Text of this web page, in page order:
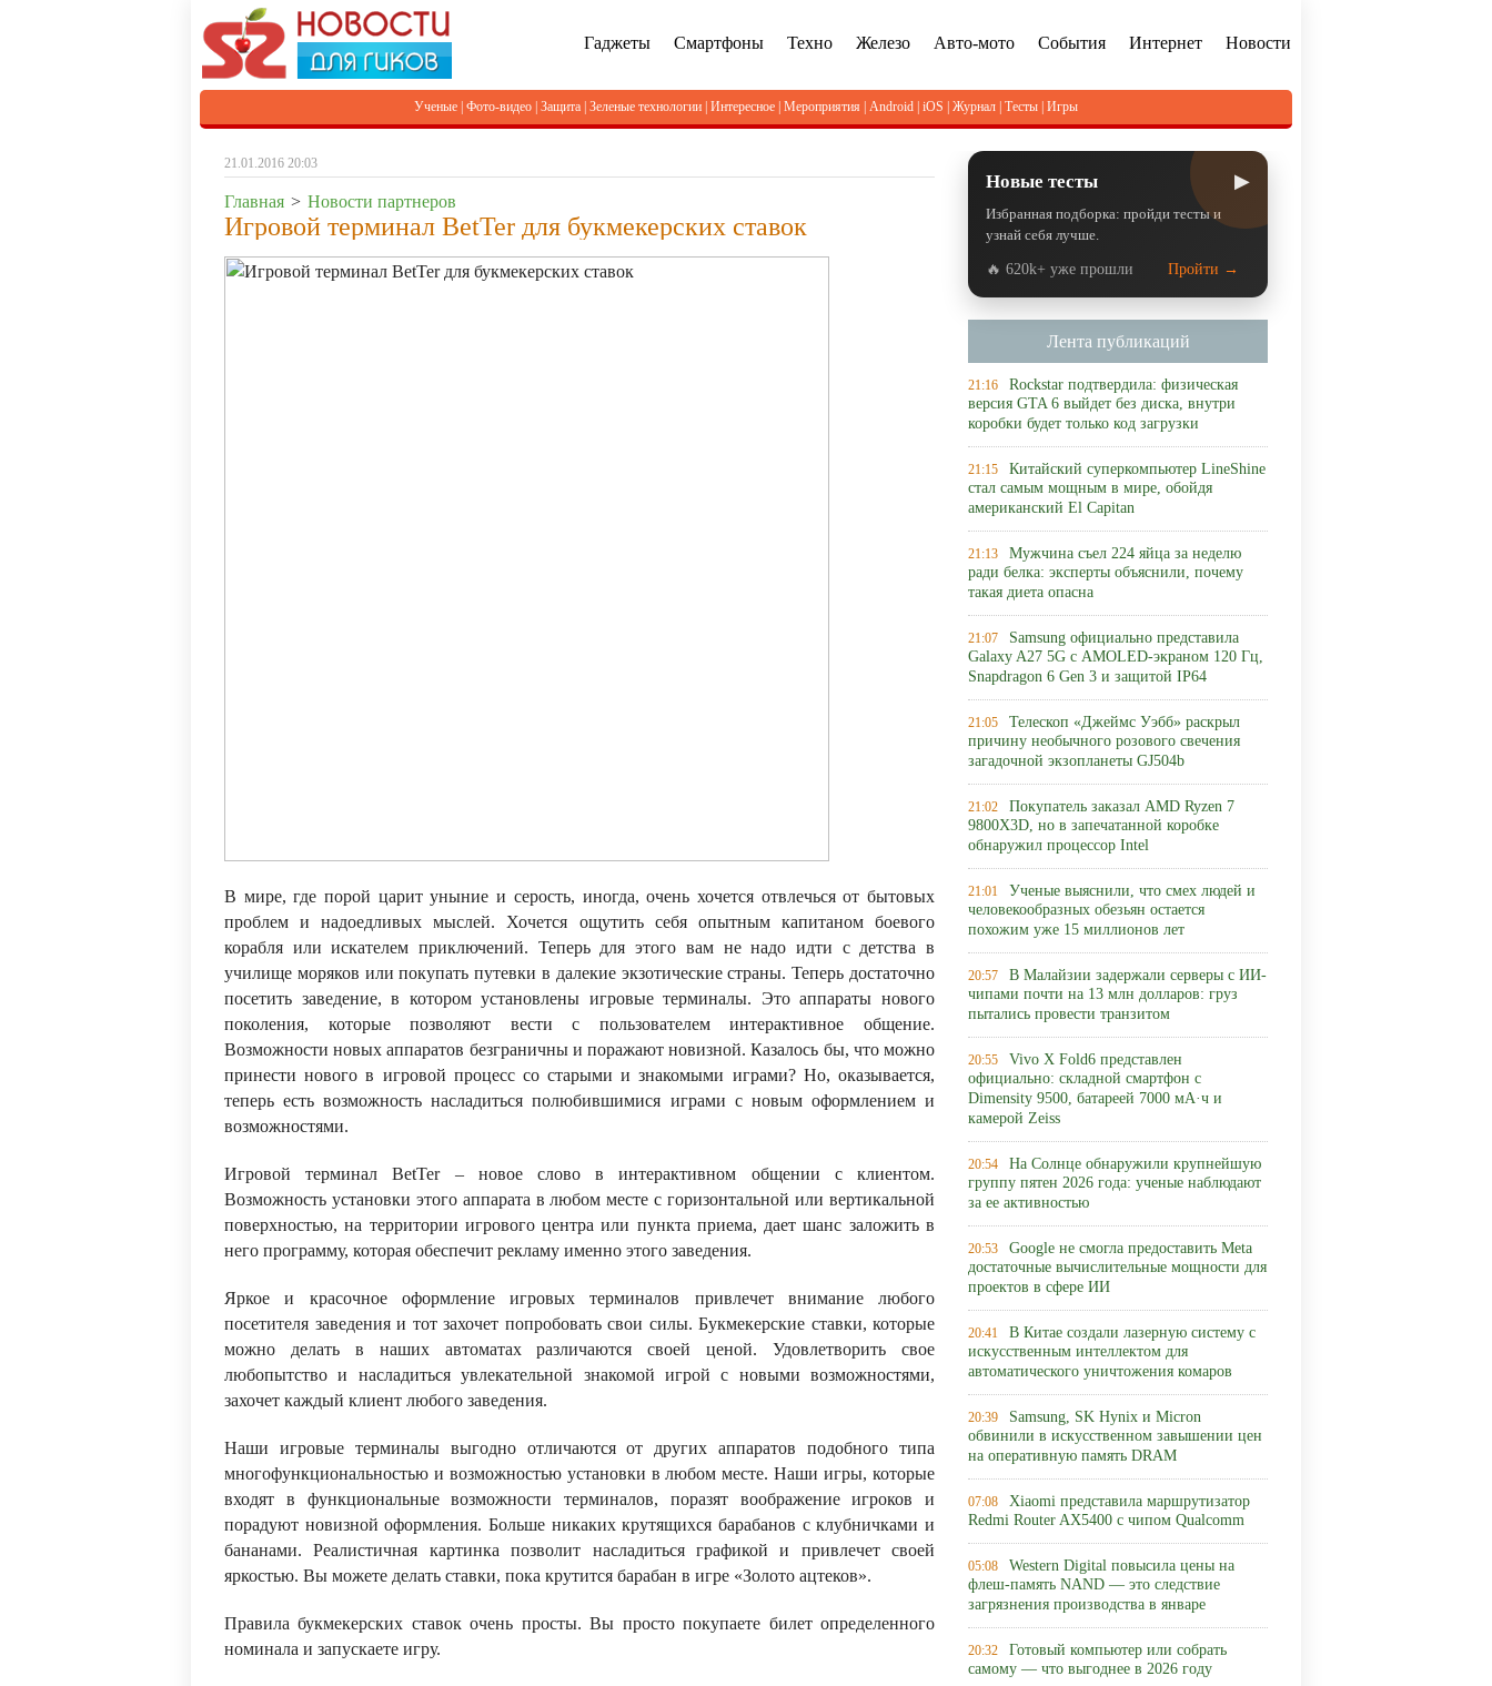
Гаджеты Смартфоны Техно Железо Авто-мото События Интернет Новости
Ученые Фото-видео Защита Зеленые технологии Интересное Мероприятия Android iOS Журнал Тесты Игры
21.01.2016 20:03
Главная > Новости партнеров
Игровой терминал BetTer для букмекерских ставок
В мире, где порой царит уныние и серость, иногда, очень хочется отвлечься от бытовых
проблем и надоедливых мыслей. Хочется ощутить себя опытным капитаном боевого
корабля или искателем приключений. Теперь для этого вам не надо идти с детства в
училище моряков или покупать путевки в далекие экзотические страны. Теперь достаточно
посетить заведение, в котором установлены игровые терминалы. Это аппараты нового
поколения, которые позволяют вести с пользователем интерактивное общение.
Возможности новых аппаратов безграничны и поражают новизной. Казалось бы, что можно
принести нового в игровой процесс со старыми и знакомыми играми? Но, оказывается,
теперь есть возможность насладиться полюбившимися играми с новым оформлением и
возможностями.
Игровой терминал BetTer – новое слово в интерактивном общении с клиентом.
Возможность установки этого аппарата в любом месте с горизонтальной или вертикальной
поверхностью, на территории игрового центра или пункта приема, дает шанс заложить в
него программу, которая обеспечит рекламу именно этого заведения.
Яркое и красочное оформление игровых терминалов привлечет внимание любого
посетителя заведения и тот захочет попробовать свои силы. Букмекерские ставки, которые
можно делать в наших автоматах различаются своей ценой. Удовлетворить свое
любопытство и насладиться увлекательной знакомой игрой с новыми возможностями,
захочет каждый клиент любого заведения.
Наши игровые терминалы выгодно отличаются от других аппаратов подобного типа
многофункциональностью и возможностью установки в любом месте. Наши игры, которые
входят в функциональные возможности терминалов, поразят воображение игроков и
порадуют новизной оформления. Больше никаких крутящихся барабанов с клубничками и
бананами. Реалистичная картинка позволит насладиться графикой и привлечет своей
яркостью. Вы можете делать ставки, пока крутится барабан в игре «Золото ацтеков».
Правила букмекерских ставок очень просты. Вы просто покупаете билет определенного
номинала и запускаете игру.
Новые тесты ▶
Избранная подборка: пройди тесты и
узнай себя лучше.
🔥 620k+ уже прошли Пройти →
Лента публикаций
21:16 Rockstar подтвердила: физическая
версия GTA 6 выйдет без диска, внутри
коробки будет только код загрузки
21:15 Китайский суперкомпьютер LineShine
стал самым мощным в мире, обойдя
американский El Capitan
21:13 Мужчина съел 224 яйца за неделю
ради белка: эксперты объяснили, почему
такая диета опасна
21:07 Samsung официально представила
Galaxy A27 5G с AMOLED-экраном 120 Гц,
Snapdragon 6 Gen 3 и защитой IP64
21:05 Телескоп «Джеймс Уэбб» раскрыл
причину необычного розового свечения
загадочной экзопланеты GJ504b
21:02 Покупатель заказал AMD Ryzen 7
9800X3D, но в запечатанной коробке
обнаружил процессор Intel
21:01 Ученые выяснили, что смех людей и
человекообразных обезьян остается
похожим уже 15 миллионов лет
20:57 В Малайзии задержали серверы с ИИ-
чипами почти на 13 млн долларов: груз
пытались провести транзитом
20:55 Vivo X Fold6 представлен
официально: складной смартфон с
Dimensity 9500, батареей 7000 мА·ч и
камерой Zeiss
20:54 На Солнце обнаружили крупнейшую
группу пятен 2026 года: ученые наблюдают
за ее активностью
20:53 Google не смогла предоставить Meta
достаточные вычислительные мощности для
проектов в сфере ИИ
20:41 В Китае создали лазерную систему с
искусственным интеллектом для
автоматического уничтожения комаров
20:39 Samsung, SK Hynix и Micron
обвинили в искусственном завышении цен
на оперативную память DRAM
07:08 Xiaomi представила маршрутизатор
Redmi Router AX5400 с чипом Qualcomm
05:08 Western Digital повысила цены на
флеш-память NAND — это следствие
загрязнения производства в январе
20:32 Готовый компьютер или собрать
самому — что выгоднее в 2026 году